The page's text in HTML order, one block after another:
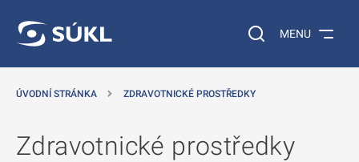
Vyhledávání na
MENU
ÚVODNÍ STRÁNKA ZDRAVOTNICKÉ PROSTŘEDKY
Zdravotnické prostředky